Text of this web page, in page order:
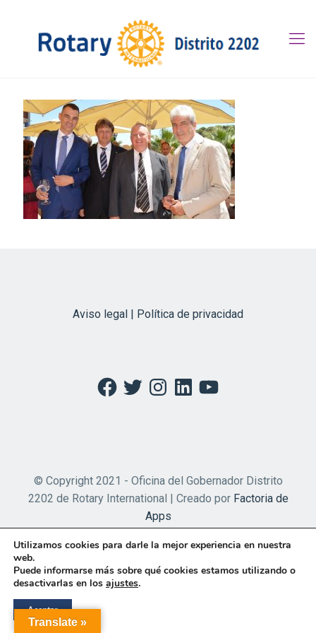
Aviso legal | Política de privacidad
Facebook
TwitterInstagramLinkedInYouTube
© Copyright 2021 - Oficina del Gobernador Distrito
2202 de Rotary International | Creado por Factoria de
Apps
Translate »
Utilizamos cookies para darle la mejor experiencia en nuestra
web.
Puede informarse más sobre qué cookies estamos utilizando o
desactivarlas en los ajustes.
Aceptar